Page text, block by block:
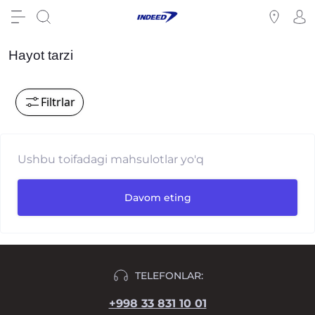
Hayot tarzi
Filtrlar
Ushbu toifadagi mahsulotlar yo'q
Davom eting
TELEFONLAR:
+998 33 831 10 01